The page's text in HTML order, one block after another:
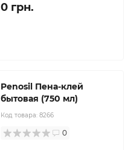
0 грн.
Penosil Пена-клей
бытовая (750 мл)
Код товара: 8266
0